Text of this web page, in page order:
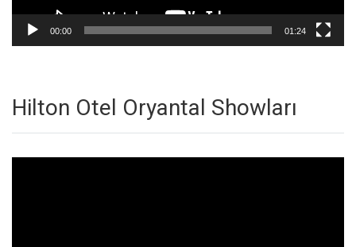
00:00 01:24
Hilton Otel Oryantal Showları